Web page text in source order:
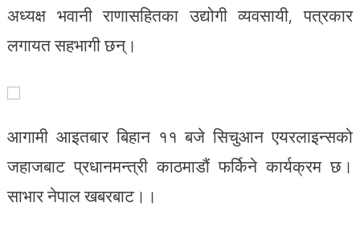
अध्यक्ष भवानी राणासहितका उद्योगी व्यवसायी, पत्रकार
लगायत सहभागी छन्।
आगामी आइतबार बिहान ११ बजे सिचुआन एयरलाइन्सको
जहाजबाट प्रधानमन्त्री काठमाडौं फर्किने कार्यक्रम छ।
साभार नेपाल खबरबाट।।